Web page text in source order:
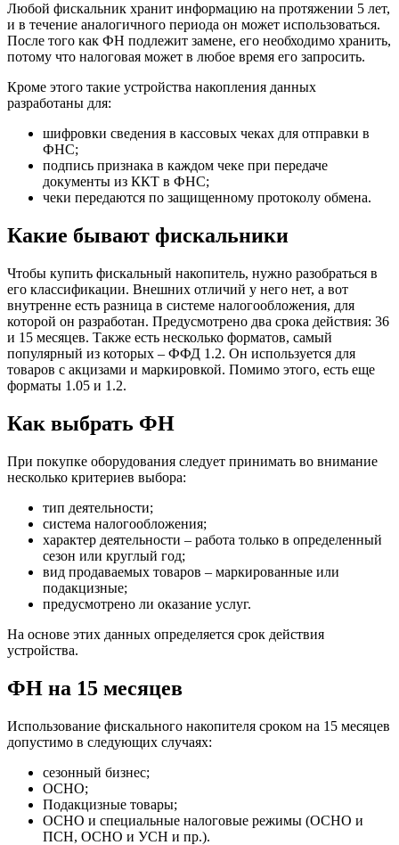
Любой фискальник хранит информацию на протяжении 5 лет,
и в течение аналогичного периода он может использоваться.
После того как ФН подлежит замене, его необходимо хранить,
потому что налоговая может в любое время его запросить.
Кроме этого такие устройства накопления данных
разработаны для:
шифровки сведения в кассовых чеках для отправки в
ФНС;
подпись признака в каждом чеке при передаче
документы из ККТ в ФНС;
чеки передаются по защищенному протоколу обмена.
Какие бывают фискальники
Чтобы купить фискальный накопитель, нужно разобраться в
его классификации. Внешних отличий у него нет, а вот
внутренне есть разница в системе налогообложения, для
которой он разработан. Предусмотрено два срока действия: 36
и 15 месяцев. Также есть несколько форматов, самый
популярный из которых – ФФД 1.2. Он используется для
товаров с акцизами и маркировкой. Помимо этого, есть еще
форматы 1.05 и 1.2.
Как выбрать ФН
При покупке оборудования следует принимать во внимание
несколько критериев выбора:
тип деятельности;
система налогообложения;
характер деятельности – работа только в определенный
сезон или круглый год;
вид продаваемых товаров – маркированные или
подакцизные;
предусмотрено ли оказание услуг.
На основе этих данных определяется срок действия
устройства.
ФН на 15 месяцев
Использование фискального накопителя сроком на 15 месяцев
допустимо в следующих случаях:
сезонный бизнес;
ОСНО;
Подакцизные товары;
ОСНО и специальные налоговые режимы (ОСНО и
ПСН, ОСНО и УСН и пр.).